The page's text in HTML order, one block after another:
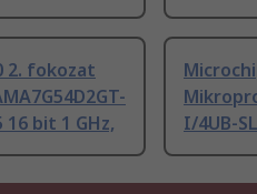
2. fokozat
16 bit 1 GHz,
I/4UB-